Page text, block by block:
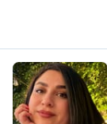
S